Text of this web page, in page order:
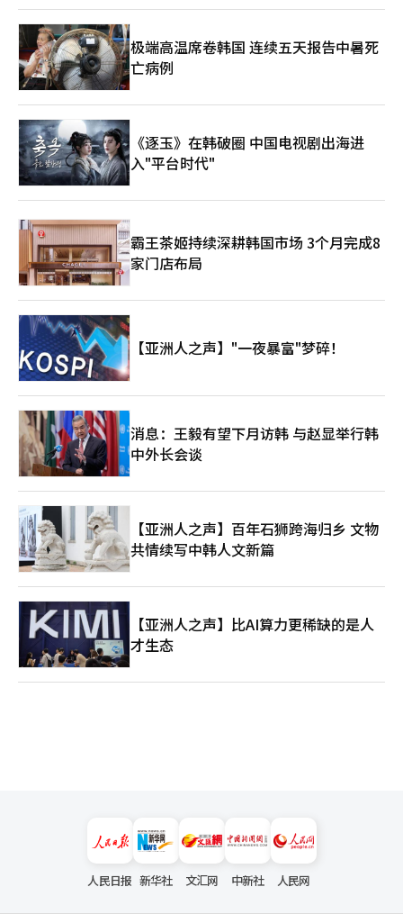
极端高温席卷韩国 连续五天报告中暑死
亡病例
《逐玉》在韩破圈 中国电视剧出海进
入"平台时代"
霸王茶姬持续深耕韩国市场 3个月完成8
家门店布局
【亚洲人之声】"一夜暴富"梦碎！
消息：王毅有望下月访韩 与赵显举行韩
中外长会谈
【亚洲人之声】百年石狮跨海归乡 文物
共情续写中韩人文新篇
【亚洲人之声】比AI算力更稀缺的是人
才生态
人民日报 新华社 文汇网 中新社 人民网